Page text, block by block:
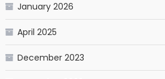
January 2026
April 2025
December 2023